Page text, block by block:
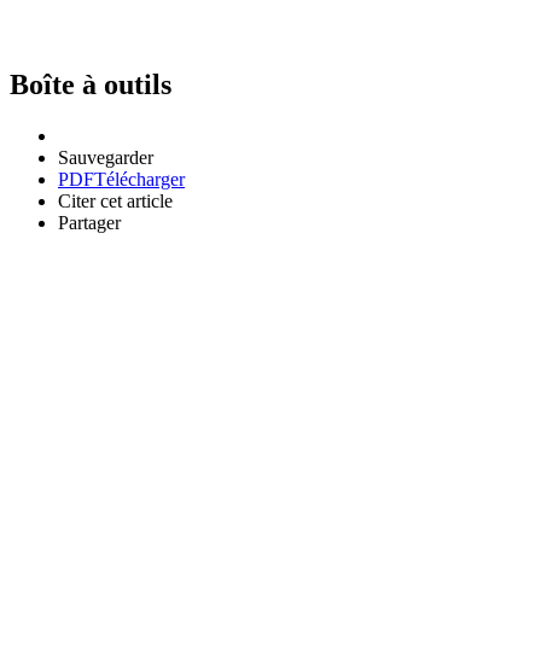
Boîte à outils
Sauvegarder
PDFTélécharger
Citer cet article
Partager